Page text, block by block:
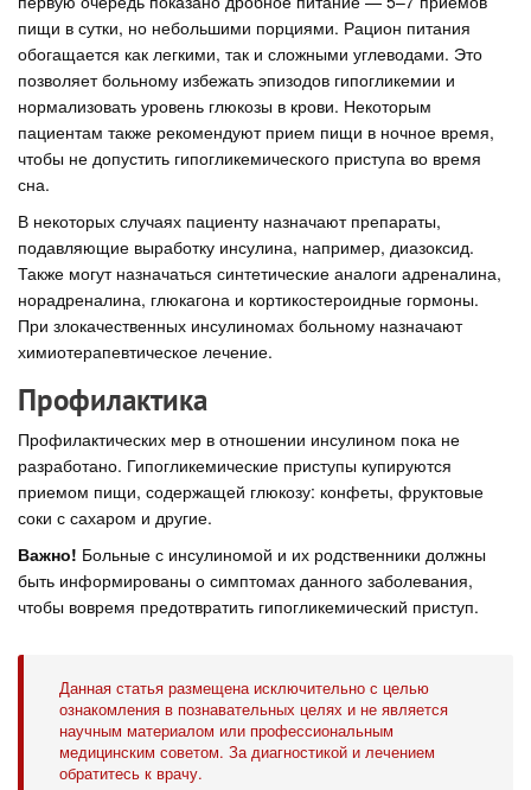
пищи в сутки, но небольшими порциями. Рацион питания
обогащается как легкими, так и сложными углеводами. Это
позволяет больному избежать эпизодов гипогликемии и
нормализовать уровень глюкозы в крови. Некоторым
пациентам также рекомендуют прием пищи в ночное время,
чтобы не допустить гипогликемического приступа во время
сна.
В некоторых случаях пациенту назначают препараты,
подавляющие выработку инсулина, например, диазоксид.
Также могут назначаться синтетические аналоги адреналина,
норадреналина, глюкагона и кортикостероидные гормоны.
При злокачественных инсулиномах больному назначают
химиотерапевтическое лечение.
Профилактика
Профилактических мер в отношении инсулином пока не
разработано. Гипогликемические приступы купируются
приемом пищи, содержащей глюкозу: конфеты, фруктовые
соки с сахаром и другие.
Важно! Больные с инсулиномой и их родственники должны
быть информированы о симптомах данного заболевания,
чтобы вовремя предотвратить гипогликемический приступ.
Данная статья размещена исключительно с целью
ознакомления в познавательных целях и не является
научным материалом или профессиональным
медицинским советом. За диагностикой и лечением
обратитесь к врачу.